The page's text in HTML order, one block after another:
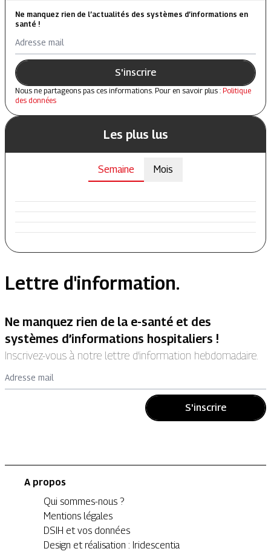
Ne manquez rien de l’actualités des systèmes d’informations en
santé !
Adresse mail
S'inscrire
Nous ne partageons pas ces informations. Pour en savoir plus : Politique
des données
Les plus lus
Semaine Mois
Lettre d'information.
Ne manquez rien de la e-santé et des
systèmes d’informations hospitaliers !
Inscrivez-vous à notre lettre d’information hebdomadaire.
Adresse mail
S'inscrire
A propos
Qui sommes-nous ?
Mentions légales
DSIH et vos données
Design et réalisation : Iridescentia